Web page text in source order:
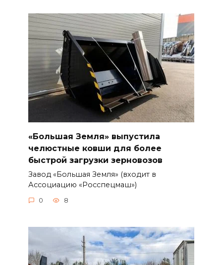
«Большая Земля» выпустила
челюстные ковши для более
быстрой загрузки зерновозов
Завод «Большая Земля» (входит в
Ассоциацию «Росспецмаш»)
0 8